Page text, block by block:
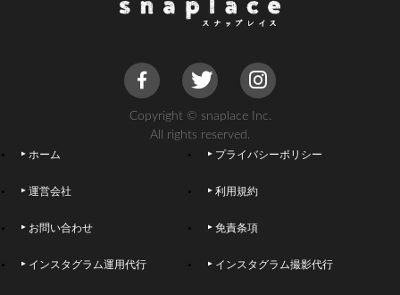
Copyright © snaplace Inc.
All rights reserved.
ホーム プライバシーポリシー
運営会社 利用規約
お問い合わせ 免責条項
インスタグラム運用代行 インスタグラム撮影代行